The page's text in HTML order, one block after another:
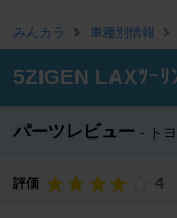
みんカラ 車種別情報
5ZIGEN LAXﾂｰﾘ
パーツレビュー ト
評価 4